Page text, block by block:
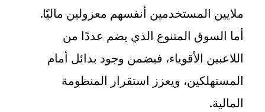
ملايين المستخدمين أنفسهم معزولين ماليًا.
أما السوق المتنوع الذي يضم عددًا من
اللاعبين الأقوياء، فيضمن وجود بدائل أمام
المستهلكين، ويعزز استقرار المنظومة
المالية.